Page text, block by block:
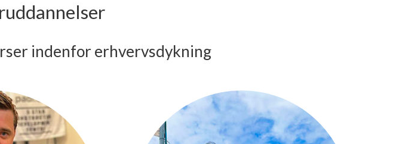
indenfor erhvervsdykning